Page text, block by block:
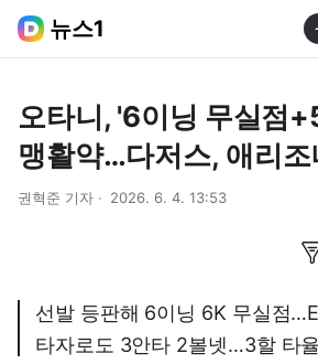
뉴스1
오타니, '6이닝 무실점
맹활약…다저스, 애리조
권혁준 기자 2026. 6. 4. 13:53
선발 등판해 6이닝 6K 무실점
타자로도 3안타 2볼넷…3할 타